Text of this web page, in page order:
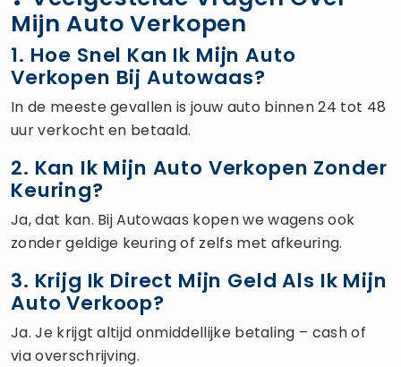
Mijn Auto Verkopen
1. Hoe Snel Kan Ik Mijn Auto
Verkopen Bij Autowaas?
In de meeste gevallen is jouw auto binnen 24 tot 48
uur verkocht en betaald.
2. Kan Ik Mijn Auto Verkopen Zonder
Keuring?
Ja, dat kan. Bij Autowaas kopen we wagens ook
zonder geldige keuring of zelfs met afkeuring.
3. Krijg Ik Direct Mijn Geld Als Ik Mijn
Auto Verkoop?
Ja. Je krijgt altijd onmiddellijke betaling – cash of
via overschrijving.